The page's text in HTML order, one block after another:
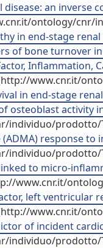
disease: an
ontology/cnr/
in end-stage
of bone turnover
Inflammation,
www.cnr.it/
in end-stage
osteoblast activity
individuo/prodotto/
response
individuo/prodotto/
to micro-
www.cnr.it/
left ventricular
www.cnr.it/
of incident
individuo/prodotto/